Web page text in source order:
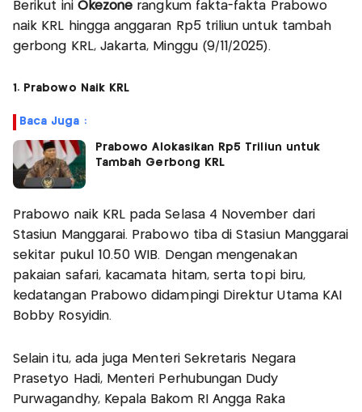
Berikut ini Okezone rangkum fakta-fakta Prabowo
naik KRL hingga anggaran Rp5 triliun untuk tambah
gerbong KRL, Jakarta, Minggu (9/11/2025).
1. Prabowo Naik KRL
Baca Juga :
Prabowo Alokasikan Rp5 Triliun untuk
Tambah Gerbong KRL
Prabowo naik KRL pada Selasa 4 November dari
Stasiun Manggarai. Prabowo tiba di Stasiun Manggarai
sekitar pukul 10.50 WIB. Dengan mengenakan
pakaian safari, kacamata hitam, serta topi biru,
kedatangan Prabowo didampingi Direktur Utama KAI
Bobby Rosyidin.
Selain itu, ada juga Menteri Sekretaris Negara
Prasetyo Hadi, Menteri Perhubungan Dudy
Purwagandhy, Kepala Bakom RI Angga Raka